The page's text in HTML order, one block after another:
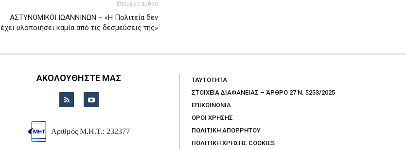
Επόμενο άρθρο
ΑΣΤΥΝΟΜΙΚΟΙ ΙΩΑΝΝΙΝΩΝ – «Η Πολιτεία δεν
έχει υλοποιήσει καμία από τις δεσμεύσεις της»
ΑΚΟΛΟΥΘΗΣΤΕ ΜΑΣ
Αριθμός Μ.Η.Τ.: 232377
TAYTOTHTA
ΣΤΟΙΧΕΙΑ ΔΙΑΦΑΝΕΙΑΣ – ΆΡΘΡΟ 27 Ν. 5253/2025
ΕΠΙΚΟΙΝΩΝΙΑ
ΟΡΟΙ ΧΡΗΣΗΣ
ΠΟΛΙΤΙΚΗ ΑΠΟΡΡΗΤΟΥ
ΠΟΛΙΤΙΚΗ ΧΡΗΣΗΣ COOKIES